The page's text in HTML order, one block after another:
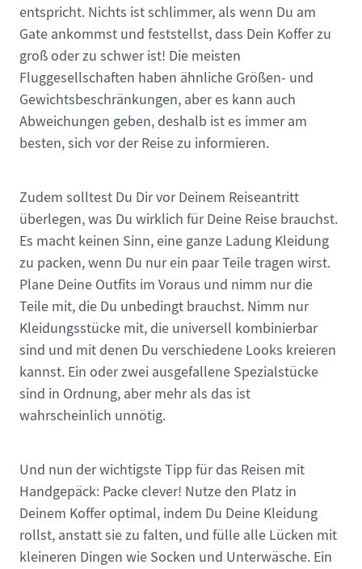
entspricht. Nichts ist schlimmer, als wenn Du am
Gate ankommst und feststellst, dass Dein Koffer zu
groß oder zu schwer ist! Die meisten
Fluggesellschaften haben ähnliche Größen- und
Gewichtsbeschränkungen, aber es kann auch
Abweichungen geben, deshalb ist es immer am
besten, sich vor der Reise zu informieren.
Zudem solltest Du Dir vor Deinem Reiseantritt
überlegen, was Du wirklich für Deine Reise brauchst.
Es macht keinen Sinn, eine ganze Ladung Kleidung
zu packen, wenn Du nur ein paar Teile tragen wirst.
Plane Deine Outfits im Voraus und nimm nur die
Teile mit, die Du unbedingt brauchst. Nimm nur
Kleidungsstücke mit, die universell kombinierbar
sind und mit denen Du verschiedene Looks kreieren
kannst. Ein oder zwei ausgefallene Spezialstücke
sind in Ordnung, aber mehr als das ist
wahrscheinlich unnötig.
Und nun der wichtigste Tipp für das Reisen mit
Handgepäck: Packe clever! Nutze den Platz in
Deinem Koffer optimal, indem Du Deine Kleidung
rollst, anstatt sie zu falten, und fülle alle Lücken mit
kleineren Dingen wie Socken und Unterwäsche. Ein